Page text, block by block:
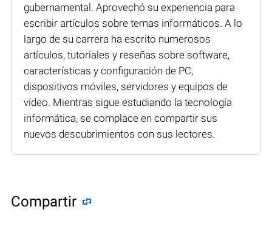
gubernamental. Aprovechó su experiencia para
escribir artículos sobre temas informáticos. A lo
largo de su carrera ha escrito numerosos
artículos, tutoriales y reseñas sobre software,
características y configuración de PC,
dispositivos móviles, servidores y equipos de
vídeo. Mientras sigue estudiando la tecnología
informática, se complace en compartir sus
nuevos descubrimientos con sus lectores.
Compartir